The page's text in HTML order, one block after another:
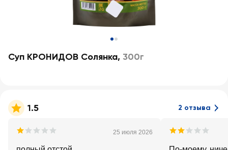
Суп КРОНИДОВ Солянка, 300г
1.5 2 отзыва
25 июля 2026